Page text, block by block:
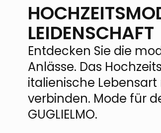
LEIDENSCHAFT
Entdecken Sie die
Anlässe. Das
italienische Lebensart
verbinden. Mode für
GUGLIELMO.